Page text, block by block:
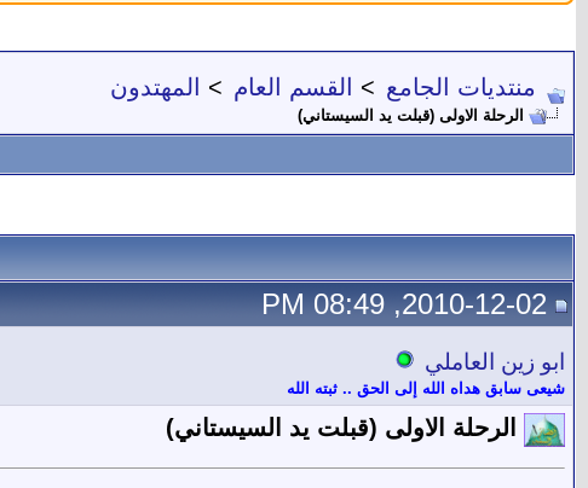
منتديات الجامع > القسم العام > المهتدون
الرحلة الاولى (قبلت يد السيستاني)
2010-12-02, 08:49 PM
ابو زين العاملي
شيعى سابق هداه الله إلى الحق .. ثبته الله
الرحلة الاولى (قبلت يد السيستاني)